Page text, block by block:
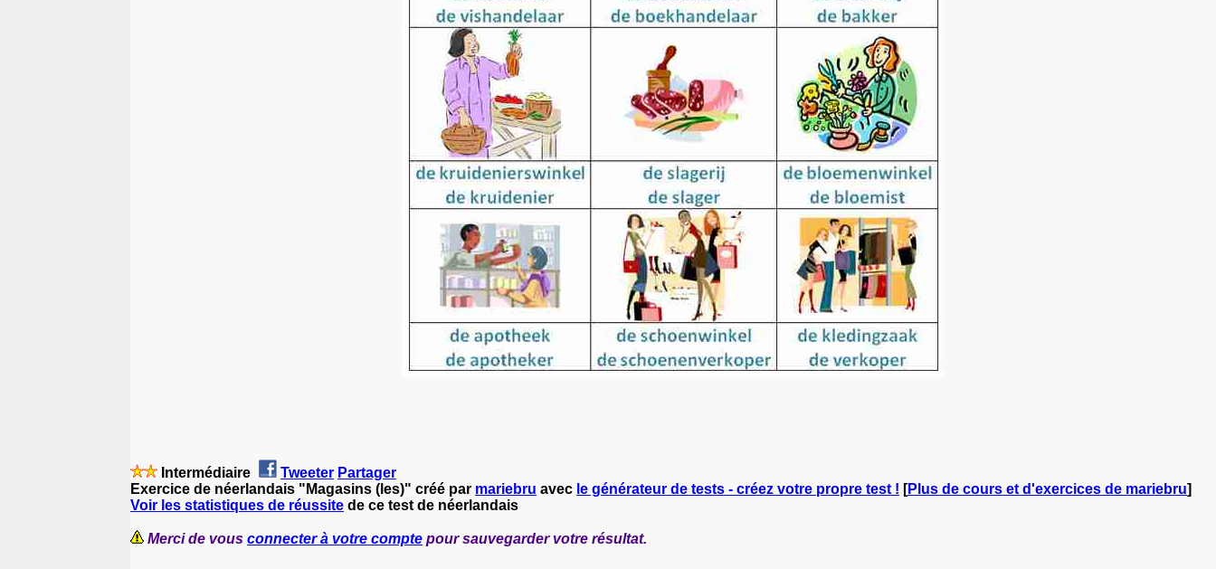
Intermédiaire Tweeter Partager
Exercice de néerlandais "Magasins (les)" créé par mariebru avec le générateur de tests - créez votre propre test ! [Plus de cours et d'exercices de mariebru]
Voir les statistiques de réussite de ce test de néerlandais
Merci de vous connecter à votre compte pour sauvegarder votre résultat.